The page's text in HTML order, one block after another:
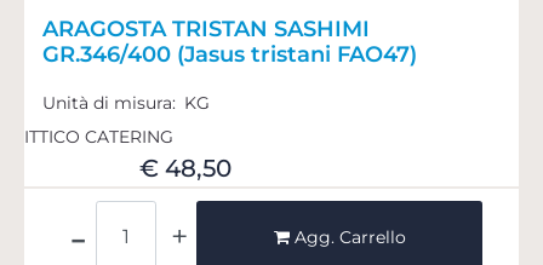
ARAGOSTA TRISTAN SASHIMI
GR.346/400 (Jasus tristani FAO47)
Unità di misura: KG
ITTICO CATERING
€ 48,50
Agg. Carrello